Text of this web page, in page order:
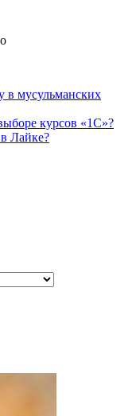
в мусульманских
курсов «1С»?
Лайке?